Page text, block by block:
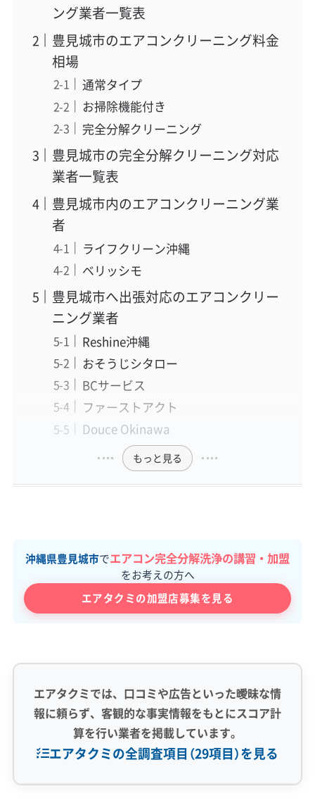
ング業者一覧表
豊見城市のエアコンクリーニング料金
相場
通常タイプ
お掃除機能付き
完全分解クリーニング
豊見城市の完全分解クリーニング対応
業者一覧表
豊見城市内のエアコンクリーニング業
者
ライフクリーン沖縄
ベリッシモ
豊見城市へ出張対応のエアコンクリー
ニング業者
Reshine沖縄
おそうじシタロー
BCサービス
ファーストアクト
Douce Okinawa
もっと見る
沖縄県豊見城市でエアコン完全分解洗浄の講習・加盟
をお考えの方へ
エアタクミの加盟店募集を見る
エアタクミでは、口コミや広告といった曖昧な情
報に頼らず、客観的な事実情報をもとにスコア計
算を行い業者を掲載しています。
エアタクミの全調査項目（29項目）を見る